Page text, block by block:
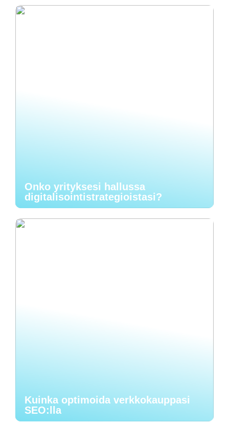
Onko yrityksesi hallussa
digitalisointistrategioistasi?
Kuinka optimoida verkkokauppasi
SEO:lla